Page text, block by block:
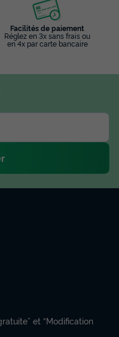
Facilités de paiement
Réglez en 3x sans frais ou
en 4x par carte bancaire
et “Modification